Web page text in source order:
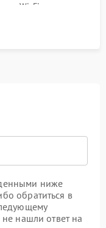
Wi-Fi, камеры,
устройства.
ниже
обратиться в
не нашли ответ на